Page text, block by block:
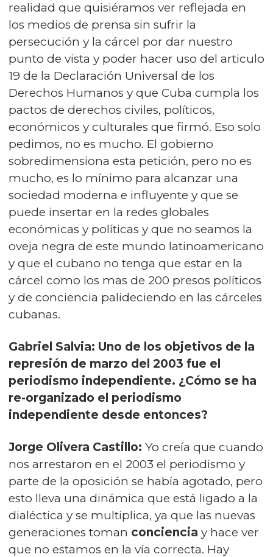
realidad que quisiéramos ver reflejada en
los medios de prensa sin sufrir la
persecución y la cárcel por dar nuestro
punto de vista y poder hacer uso del articulo
19 de la Declaración Universal de los
Derechos Humanos y que Cuba cumpla los
pactos de derechos civiles, políticos,
económicos y culturales que firmó. Eso solo
pedimos, no es mucho. El gobierno
sobredimensiona esta petición, pero no es
mucho, es lo mínimo para alcanzar una
sociedad moderna e influyente y que se
puede insertar en la redes globales
económicas y políticas y que no seamos la
oveja negra de este mundo latinoamericano
y que el cubano no tenga que estar en la
cárcel como los mas de 200 presos políticos
y de conciencia palideciendo en las cárceles
cubanas.
Gabriel Salvia: Uno de los objetivos de la
represión de marzo del 2003 fue el
periodismo independiente. ¿Cómo se ha
re-organizado el periodismo
independiente desde entonces?
Jorge Olivera Castillo: Yo creía que cuando
nos arrestaron en el 2003 el periodismo y
parte de la oposición se había agotado, pero
esto lleva una dinámica que está ligado a la
dialéctica y se multiplica, ya que las nuevas
generaciones toman conciencia y hace ver
que no estamos en la vía correcta. Hay